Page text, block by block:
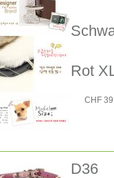
Rot
CHF
D36